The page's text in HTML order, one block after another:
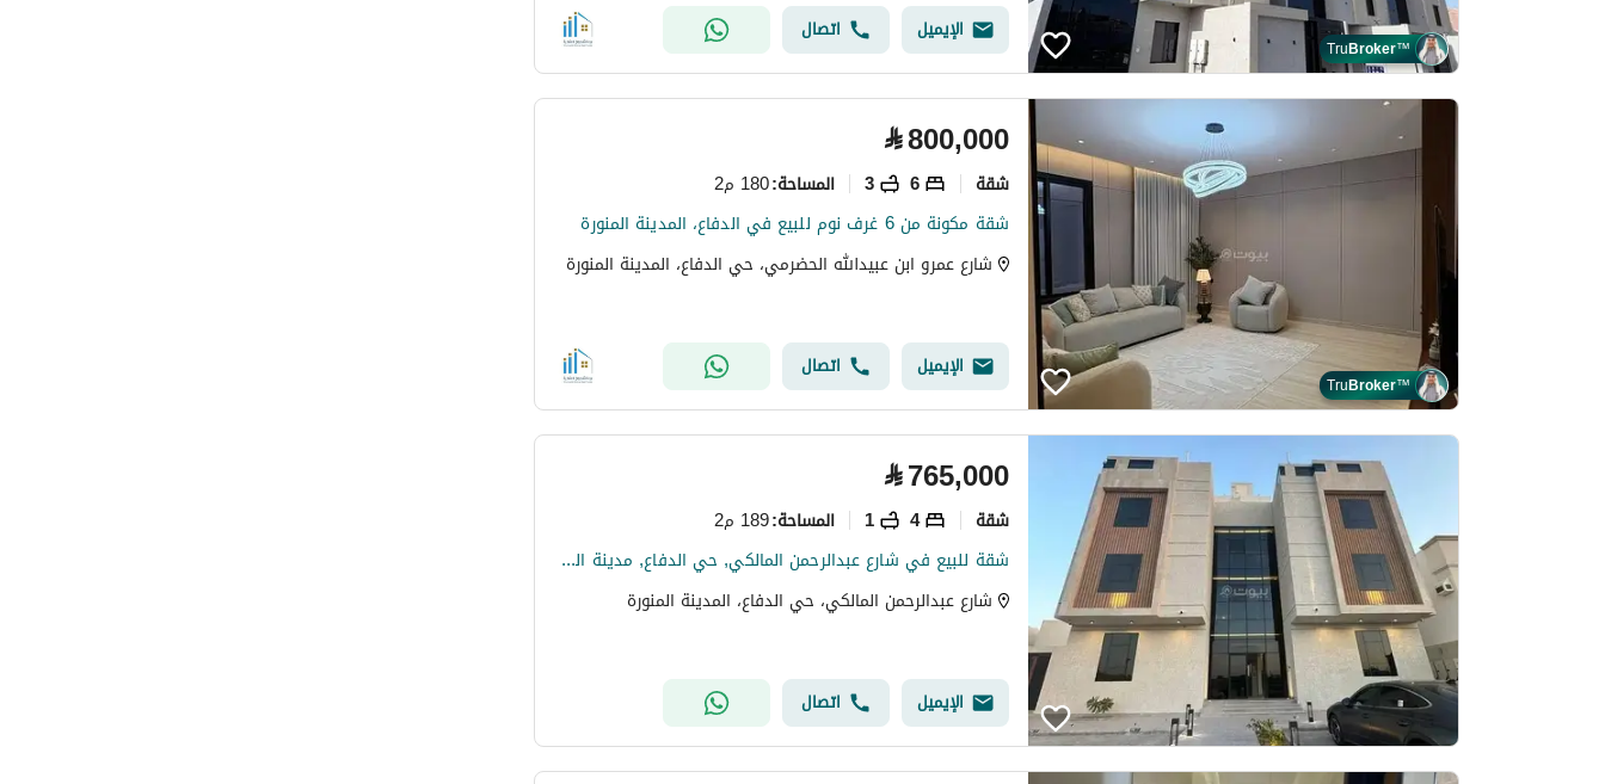
TruBroker™
الإيميل اتصال
TruBroker™
⃁800,000
شقة 6
3 المساحة:180 م2
شقة مكونة من 6 غرف نوم للبيع في الدفاع، المدينة المنورة
شارع عمرو ابن عبيدالله الحضرمي، حي الدفاع، المدينة المنورة
الإيميل اتصال
⃁765,000
شقة 4
1 المساحة:189 م2
شقة للبيع في شارع عبدالرحمن المالكي, حي الدفاع, مدينة المدينة المنورة
شارع عبدالرحمن المالكي، حي الدفاع، المدينة المنورة
الإيميل اتصال